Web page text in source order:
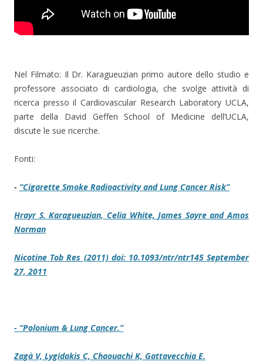
Nel Filmato: Il Dr. Karagueuzian primo autore dello studio e
professore associato di cardiologia, che svolge attività di
ricerca presso il Cardiovascular Research Laboratory UCLA,
parte della David Geffen School of Medicine dell’UCLA,
discute le sue ricerche.
Fonti:
- “Cigarette Smoke Radioactivity and Lung Cancer Risk”
Hrayr S. Karagueuzian, Celia White, James Sayre and Amos
Norman
Nicotine Tob Res (2011) doi: 10.1093/ntr/ntr145 September
27, 2011
- “Polonium & Lung Cancer.”
Zagà V, Lygidakis C, Chaouachi K, Gattavecchia E.